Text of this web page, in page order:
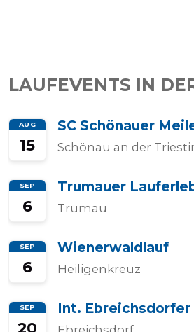
Wettkampfzeit-
Prognose
Herzfrequenzzonen
hinzufügen
LAUFEVENTS IN
AUG
15
SC Schönauer
Schönau an der
SEP
6
Trumauer
Trumau
SEP
6
Wienerwaldlauf
Heiligenkreuz
SEP
20
Int. Ebreichsdorfer